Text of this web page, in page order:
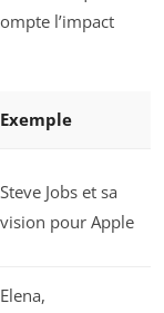
l’impact
Exemple
Steve Jobs et sa
vision pour Apple
Elena,